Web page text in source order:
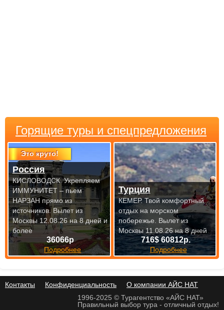
Горящие туры и спецпредложения
Это круто!
36066р
Подробнее
Россия
КИСЛОВОДСК. Укрепляем
ИММУНИТЕТ – пьем
НАРЗАН прямо из
источников.Вылет из
Москвы 12.08.26 на 8 дней и
более
716$ 60812р.
Подробнее
Турция
КЕМЕР. Твой комфортный
отдых на морском
побережье. Вылет из
Москвы 11.08.26 на 8 дней
Контакты Конфиденциальность
О компании АЙС НАТ
1996-2025 © Турагентство «АЙС НАТ»
Правильный выбор тура - отличный отдых!